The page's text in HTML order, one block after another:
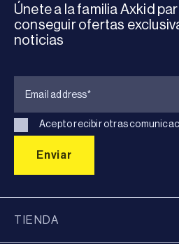
Únete a la familia Axkid
conseguir ofertas
noticias
Acepto recibir otras
TIENDA